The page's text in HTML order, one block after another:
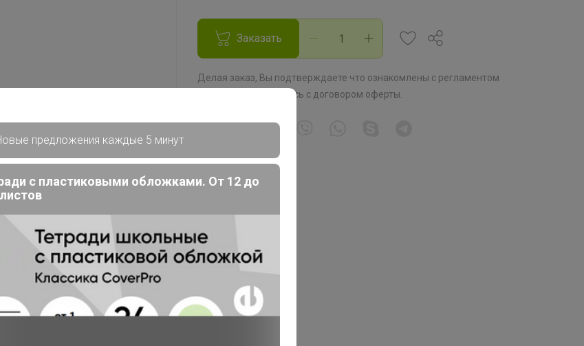
Сорочки на разный рост!
Заказать
Делая заказ, Вы подтверждаете что ознакомлены с регламентом
и соглашаетесь с договором оферты
предложения каждые 5 минут
с пластиковыми обложками. От 12 до